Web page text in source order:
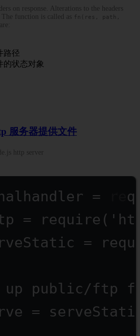
on response. Alterations to the headers
function is called as
fn(res, path,
路径
的状态对象
服务器提供文件
http server
=
= require (
=
up public/ftp
=